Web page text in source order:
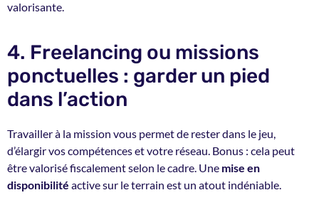
valorisante.
4. Freelancing ou missions
ponctuelles : garder un pied
dans l’action
Travailler à la mission vous permet de rester dans le jeu,
d’élargir vos compétences et votre réseau. Bonus : cela peut
être valorisé fiscalement selon le cadre. Une mise en
disponibilité active sur le terrain est un atout indéniable.